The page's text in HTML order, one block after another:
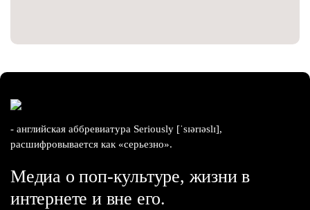
- английская аббревиатура Seriously [ˈsɪərɪəslɪ],
расшифровывается как «серьезно».
Медиа о поп-культуре, жизни в
интернете и вне его.